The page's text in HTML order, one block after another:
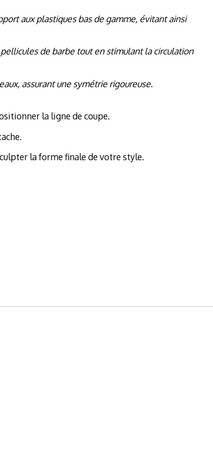
aux plastiques bas de gamme, évitant ainsi
de barbe tout en stimulant la circulation
assurant une symétrie rigoureuse.
la ligne de coupe.
la forme finale de votre style.